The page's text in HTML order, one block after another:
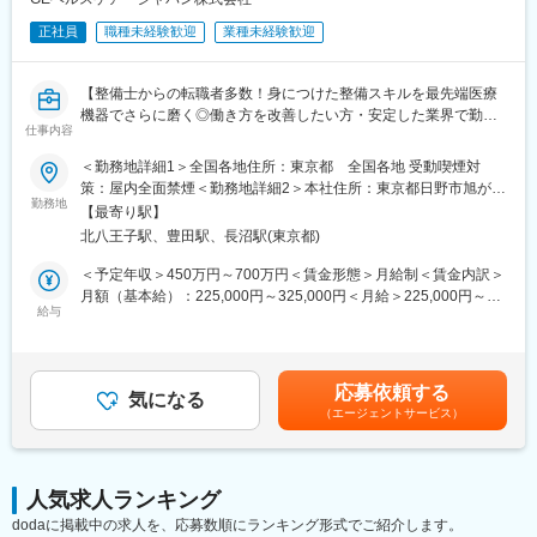
医療機関や検査センターで使用される臨床検査機器になります。
査の質や生産性向上に貢献することができます。実際に本ポジシ
ョンからの声で製品改良に繋がった事例が複数あり、オープンな
■働き方：
・月平均残業時間は20時間程度
・機器の新規設置は夕方～夜にかけて行うケースが月に数回あり
します。夜間/休日の対応は週単位でチームで当番制で行ってお
り、特定の人員が多くならないようにしています。また、当番や
入社後6か月間は東京本社での研修を予定しております。（遠方の
方は住居を手配します。）取り扱い製品数は多いですが、支店配
属後も先輩社員との同行を通して業務習得していただくため、業
す。
正社員 職種未経験歓迎 業種未経験歓迎
仕事内容
【整備士からの転職者多数！身につけた整備スキルを最先端医療
機器でさらに磨く◎働き方を改善したい方・安定した業界で勤務
ー】
■業務内容：
医療画像診断装置（CT,MRI）、超音波診断装置や麻酔器、生体モ
ニターを展開する同社のサービスステーションの一員として、下
記のような業務をお任せします。
・医療装置の保守 修理、点検等メンテナンス
に着けることで自然と対応が可能になりますのでご安心くださ
い。
スキルを備えたあとは土日や夜間（当番制）に呼び出し（月2, 3回
程度）はありますが、一次対応はコールセンターが行い、現場で
勤務地
＜勤務地詳細1＞全国各地住所：東京都 全国各地 受動喫煙対
策：屋内全面禁煙＜勤務地詳細2＞本社住所：東京都日野市旭が丘
4-7-127 勤務地最寄駅：JR中央線／豊田駅受動喫煙対策：屋内全
面禁煙変更の範囲：会社の定める事業所（リモートワーク含む）
【最寄り駅】
北八王子駅、豊田駅、長沼駅(東京都)
給与
＜予定年収＞450万円～700万円＜賃金形態＞月給制＜賃金内訳＞
月額（基本給）：225,000円～325,000円＜月給＞225,000円～
までも目安の金額であり、選考を通じて上下する可能性がありま
す。賃金はあくまでも目安の金額であり、選考を通じて上下する
可能性があります。月給(月額)は固定手当を含めた表記です。
気になる 応募依頼する
（エージェントサービス）
人気求人ランキング
dodaに掲載中の求人を、応募数順にランキング形式でご紹介します。